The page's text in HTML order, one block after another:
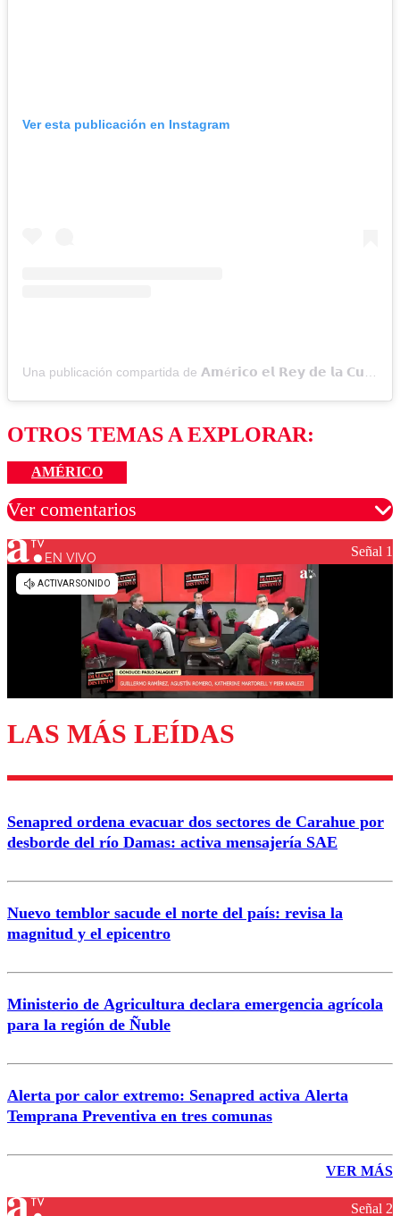
Ver esta publicación en Instagram
Una publicación compartida de 𝗔𝗺é𝗿𝗶𝗰𝗼 𝗲𝗹 𝗥𝗲𝘆 𝗱𝗲 𝗹𝗮 𝗖𝘂𝗺𝗯𝗶𝗮 (@americooficial)
OTROS TEMAS A EXPLORAR:
AMÉRICO
Ver comentarios
Los comentarios son moderados para garantizar un
diálogo respetuoso.
Enviar comentario
EN VIVO Señal 1
LAS MÁS LEÍDAS
Senapred ordena evacuar dos sectores de Carahue por
desborde del río Damas: activa mensajería SAE
Nuevo temblor sacude el norte del país: revisa la
magnitud y el epicentro
Ministerio de Agricultura declara emergencia agrícola
para la región de Ñuble
Alerta por calor extremo: Senapred activa Alerta
Temprana Preventiva en tres comunas
VER MÁS
Señal 2